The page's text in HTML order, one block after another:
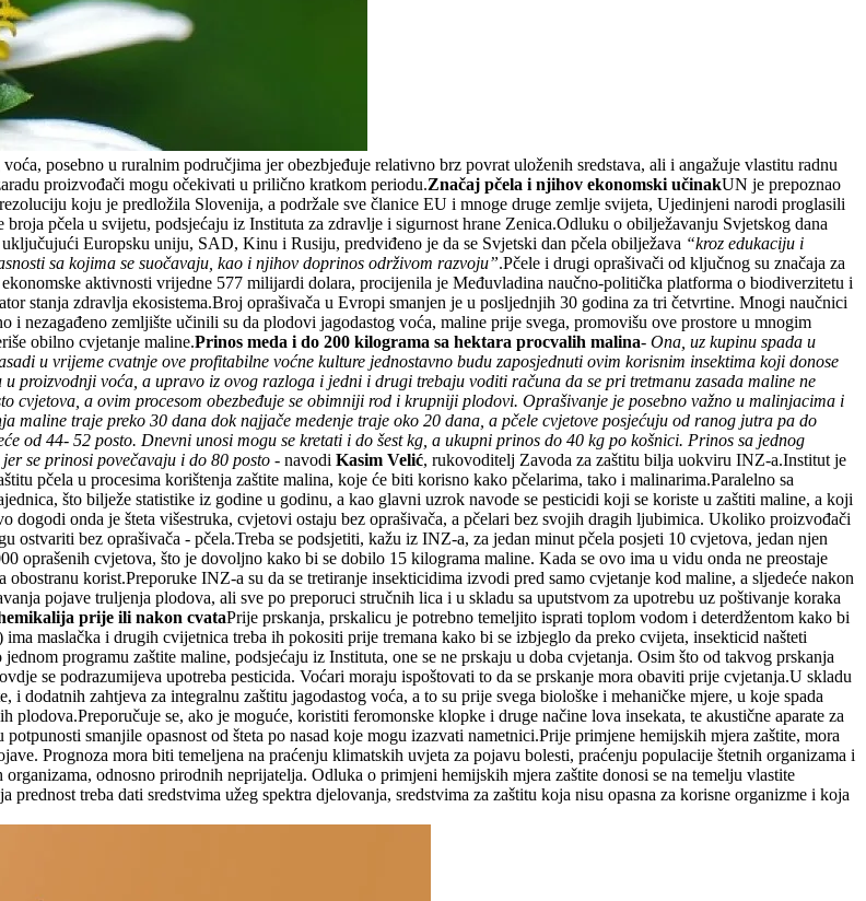
posebno u ruralnim područjima jer obezbjeđuje relativno brz povrat uloženih sredstava, ali i angažuje vlastitu radnu
proizvođači mogu očekivati u prilično kratkom periodu.Značaj pčela i njihov ekonomski učinakUN je prepoznao
koju je predložila Slovenija, a podržale sve članice EU i mnoge druge zemlje svijeta, Ujedinjeni narodi proglasili
pčela u svijetu, podsjećaju iz Instituta za zdravlje i sigurnost hrane Zenica.Odluku o obilježavanju Svjetskog dana
Europsku uniju, SAD, Kinu i Rusiju, predviđeno je da se Svjetski dan pčela obilježava “kroz edukaciju i
sa kojima se suočavaju, kao i njihov doprinos održivom razvoju”.Pčele i drugi oprašivači od ključnog su značaja za
aktivnosti vrijedne 577 milijardi dolara, procijenila je Međuvladina naučno-politička platforma o biodiverzitetu i
stanja zdravlja ekosistema.Broj oprašivača u Evropi smanjen je u posljednjih 30 godina za tri četvrtine. Mnogi naučnici
nezagađeno zemljište učinili su da plodovi jagodastog voća, maline prije svega, promovišu ove prostore u mnogim
obilno cvjetanje maline.Prinos meda i do 200 kilograma sa hektara procvalih malina- Ona, uz kupinu spada u
u vrijeme cvatnje ove profitabilne voćne kulture jednostavno budu zaposjednuti ovim korisnim insektima koji donose
voća, a upravo iz ovog razloga i jedni i drugi trebaju voditi računa da se pri tretmanu zasada maline ne
cvjetova, a ovim procesom obezbeđuje se obimniji rod i krupniji plodovi. Oprašivanje je posebno važno u malinjacima i
traje preko 30 dana dok najjače medenje traje oko 20 dana, a pčele cvjetove posjećuju od ranog jutra pa do
od 44- 52 posto. Dnevni unosi mogu se kretati i do šest kg, a ukupni prinos do 40 kg po košnici. Prinos sa jednog
se prinosi povečavaju i do 80 posto - navodi Kasim Velić, rukovoditelj Zavoda za zaštitu bilja uokviru INZ-a.Institut je
pčela u procesima korištenja zaštite malina, koje će biti korisno kako pčelarima, tako i malinarima.Paralelno sa
što bilježe statistike iz godine u godinu, a kao glavni uzrok navode se pesticidi koji se koriste u zaštiti maline, a koji
dogodi onda je šteta višestruka, cvjetovi ostaju bez oprašivača, a pčelari bez svojih dragih ljubimica. Ukoliko proizvođači
bez oprašivača - pčela.Treba se podsjetiti, kažu iz INZ-a, za jedan minut pčela posjeti 10 cvjetova, jedan njen
oprašenih cvjetova, što je dovoljno kako bi se dobilo 15 kilograma maline. Kada se ovo ima u vidu onda ne preostaje
korist.Preporuke INZ-a su da se tretiranje insekticidima izvodi pred samo cvjetanje kod maline, a sljedeće nakon
pojave truljenja plodova, ali sve po preporuci stručnih lica i u skladu sa uputstvom za upotrebu uz poštivanje koraka
prije ili nakon cvataPrije prskanja, prskalicu je potrebno temeljito isprati toplom vodom i deterdžentom kako bi
maslačka i drugih cvijetnica treba ih pokositi prije tremana kako bi se izbjeglo da preko cvijeta, insekticid našteti
programu zaštite maline, podsjećaju iz Instituta, one se ne prskaju u doba cvjetanja. Osim što od takvog prskanja
se podrazumijeva upotreba pesticida. Voćari moraju ispoštovati to da se prskanje mora obaviti prije cvjetanja.U skladu
dodatnih zahtjeva za integralnu zaštitu jagodastog voća, a to su prije svega biološke i mehaničke mjere, u koje spada
se, ako je moguće, koristiti feromonske klopke i druge načine lova insekata, te akustične aparate za
smanjile opasnost od šteta po nasad koje mogu izazvati nametnici.Prije primjene hemijskih mjera zaštite, mora
Prognoza mora biti temeljena na praćenju klimatskih uvjeta za pojavu bolesti, praćenju populacije štetnih organizama i
odnosno prirodnih neprijatelja. Odluka o primjeni hemijskih mjera zaštite donosi se na temelju vlastite
treba dati sredstvima užeg spektra djelovanja, sredstvima za zaštitu koja nisu opasna za korisne organizme i koja